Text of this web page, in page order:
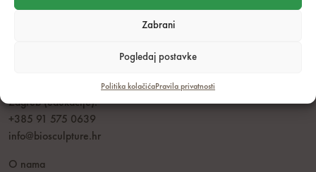
Zabrani
Pogledaj postavke
Politika kolačićaPravila privatnosti
Zagreb (edukacije):
+385 91 575 0639
info@biosculpture.hr
O nama